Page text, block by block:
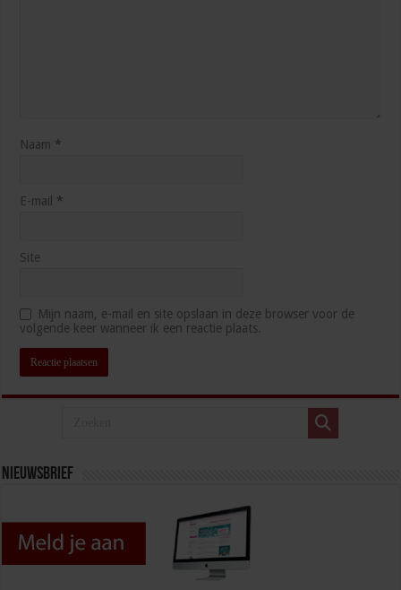
Naam *
E-mail *
Site
Mijn naam, e-mail en site opslaan in deze browser voor de
volgende keer wanneer ik een reactie plaats.
Nieuwsbrief